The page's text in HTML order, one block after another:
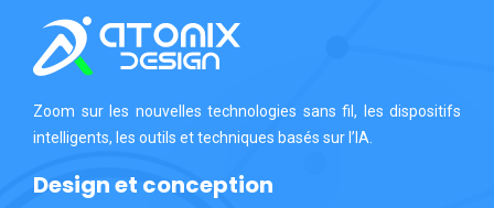
Zoom sur les nouvelles technologies sans fil, les dispositifs
intelligents, les outils et techniques basés sur l’IA.
Design et conception